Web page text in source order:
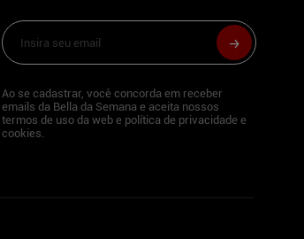
Ao se cadastrar, você concorda em receber
emails da Bella da Semana e aceita nossos
termos de uso da web e política de privacidade e
cookies.